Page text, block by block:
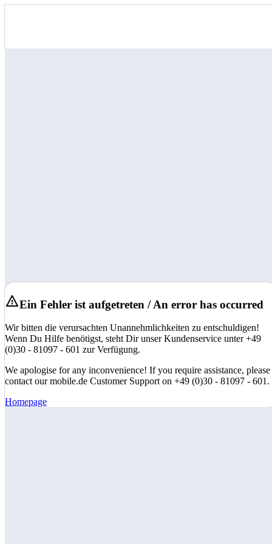
Ein Fehler ist aufgetreten / An error has occurred
Wir bitten die verursachten Unannehmlichkeiten zu entschuldigen!
Wenn Du Hilfe benötigst, steht Dir unser Kundenservice unter +49
(0)30 - 81097 - 601 zur Verfügung.
We apologise for any inconvenience! If you require assistance, please
contact our mobile.de Customer Support on +49 (0)30 - 81097 - 601.
Homepage